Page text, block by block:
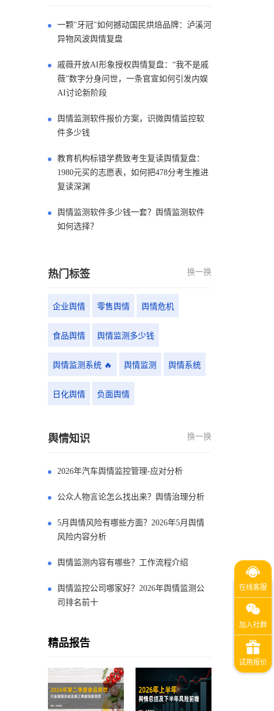
一颗"牙冠"如何撼动国民烘焙品牌：泸溪河
异物风波舆情复盘
戚薇开放AI形象授权舆情复盘：“我不是戚
薇”数字分身问世，一条官宣如何引发内娱
AI讨论新阶段
舆情监测软件报价方案，识微舆情监控软
件多少钱
教育机构标错学费致考生复读舆情复盘：
1980元买的志愿表，如何把478分考生推进
复读深渊
舆情监测软件多少钱一套？舆情监测软件
如何选择？
热门标签 换一换
企业舆情 零售舆情 舆情危机
食品舆情 舆情监测多少钱
舆情监测系统 🔥 舆情监测 舆情系统
日化舆情 负面舆情
舆情知识 换一换
2026年汽车舆情监控管理-应对分析
公众人物言论怎么找出来？舆情治理分析
5月舆情风险有哪些方面？2026年5月舆情
风险内容分析
舆情监测内容有哪些？工作流程介绍
舆情监控公司哪家好？2026年舆情监测公
司排名前十
精品报告